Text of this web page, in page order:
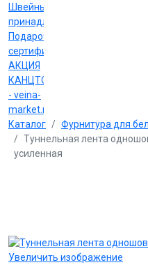
Швейные
принадлежности
Подарочные
сертификаты
АКЦИЯ
КАНЦТОВАРЫ
- veina-
market.ru
Каталог
Фурнитура для
Туннельная лента
усиленная
Увеличить изображение